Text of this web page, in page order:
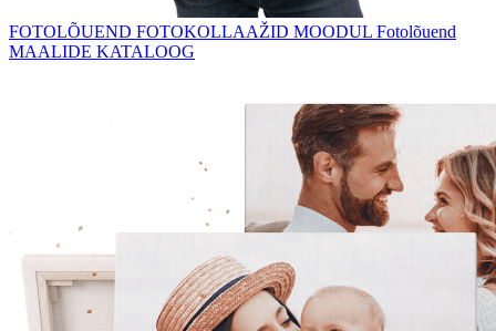
FOTOLÕUEND FOTOKOLLAAŽID MOODUL Fotolõuend
MAALIDE KATALOOG